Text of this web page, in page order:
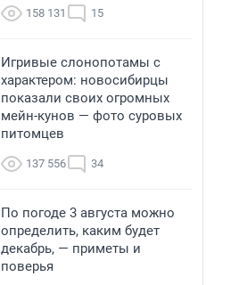
158 131 15
Игривые слонопотамы с
характером: новосибирцы
показали своих огромных
мейн-кунов — фото суровых
питомцев
137 556 34
По погоде 3 августа можно
определить, каким будет
декабрь, — приметы и
поверья